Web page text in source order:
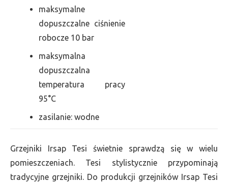
maksymalne
dopuszczalne ciśnienie
robocze 10 bar
maksymalna
dopuszczalna
temperatura pracy
95°C
zasilanie: wodne
Grzejniki Irsap Tesi świetnie sprawdzą się w wielu
pomieszczeniach. Tesi stylistycznie przypominają
tradycyjne grzejniki. Do produkcji grzejników Irsap Tesi